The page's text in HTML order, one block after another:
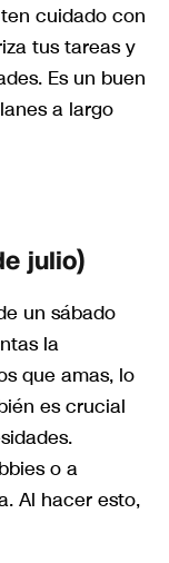
cuidado con
tus tareas y
Es un buen
a largo
julio)
un sábado
la
que amas, lo
es crucial
o a
Al hacer esto,